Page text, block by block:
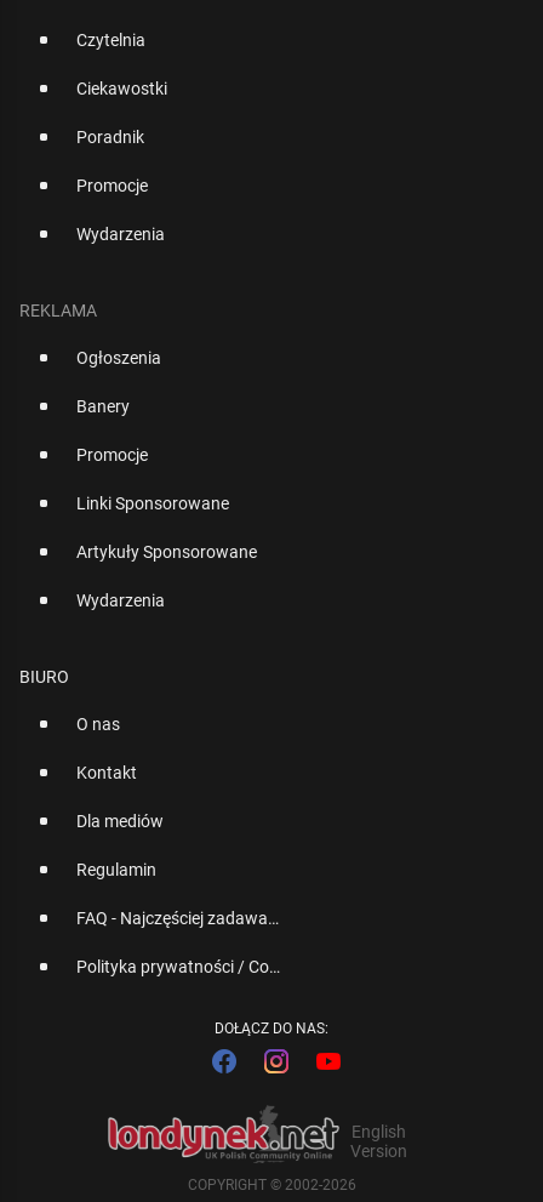
Czytelnia
Ciekawostki
Poradnik
Promocje
Wydarzenia
REKLAMA
Ogłoszenia
Banery
Promocje
Linki Sponsorowane
Artykuły Sponsorowane
Wydarzenia
BIURO
O nas
Kontakt
Dla mediów
Regulamin
FAQ - Najczęściej zadawane pytania
Polityka prywatności / Cookies
DOŁĄCZ DO NAS:
English
Version
COPYRIGHT © 2002-2026